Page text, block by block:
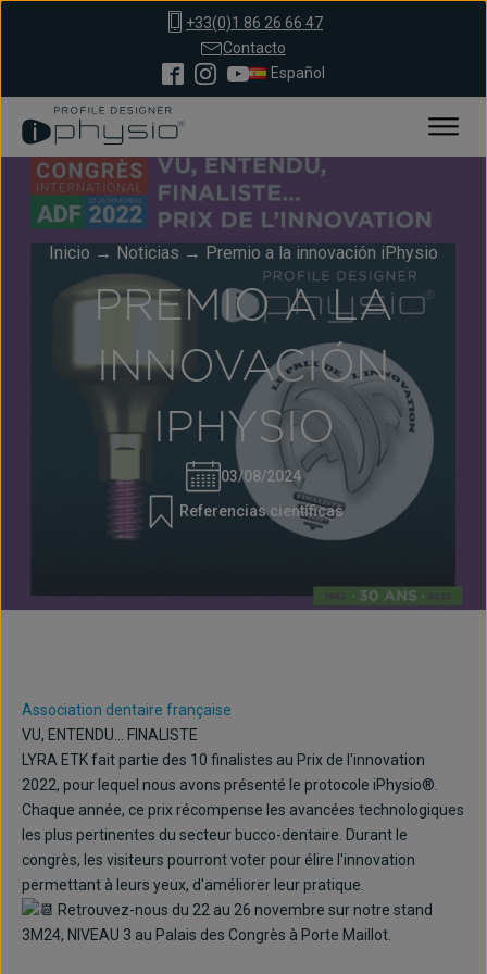
+33(0)1 86 26 66 47
Contacto
Español
Inicio → Noticias → Premio a la innovación iPhysio
PREMIO A LA
INNOVACIÓN
IPHYSIO
03/08/2024
Referencias científicas
Association dentaire française
VU, ENTENDU... FINALISTE
LYRA ETK fait partie des 10 finalistes au Prix de l'innovation
2022, pour lequel nous avons présenté le protocole iPhysio®.
Chaque année, ce prix récompense les avancées technologiques
les plus pertinentes du secteur bucco-dentaire. Durant le
congrès, les visiteurs pourront voter pour élire l'innovation
permettant à leurs yeux, d'améliorer leur pratique.
Retrouvez-nous du 22 au 26 novembre sur notre stand
3M24, NIVEAU 3 au Palais des Congrès à Porte Maillot.